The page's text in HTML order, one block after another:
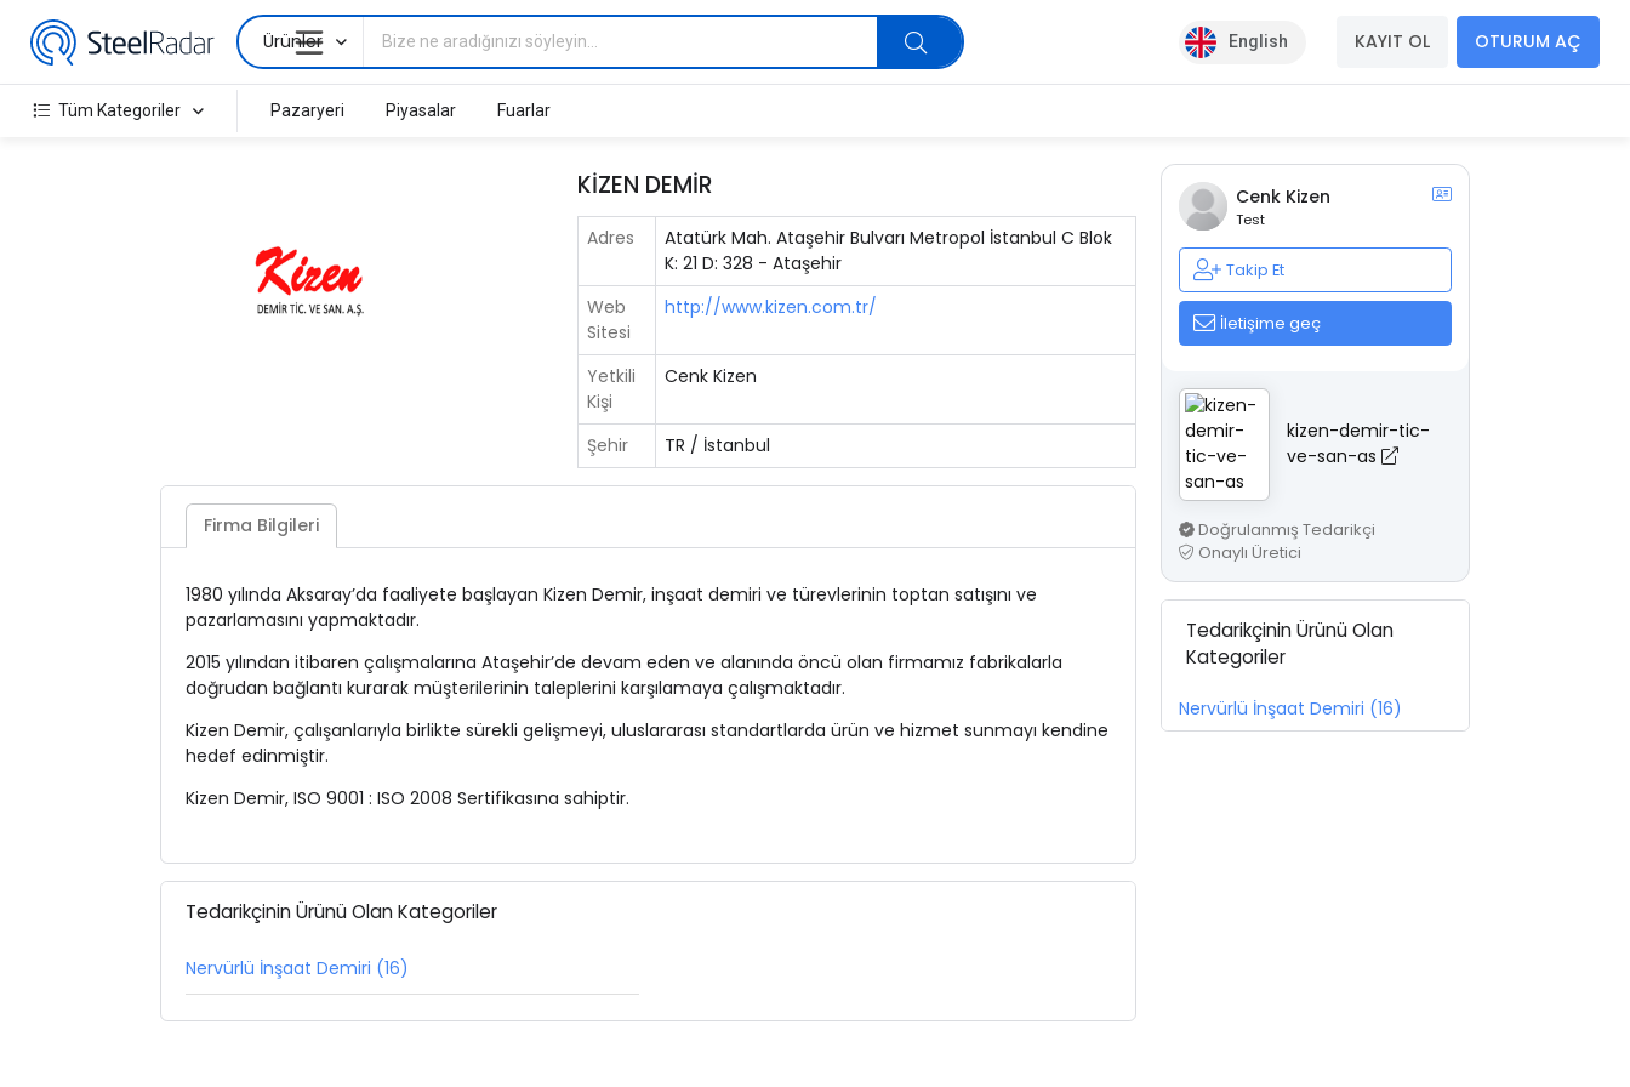
Ürünler English KAYIT OL OTURUM AÇ
Tüm Kategoriler Pazaryeri Piyasalar Fuarlar
KİZEN DEMİR
Adres
Atatürk Mah. Ataşehir Bulvarı Metropol İstanbul C Blok
K: 21 D: 328 - Ataşehir
Web
Sitesi
http://www.kizen.com.tr/
Yetkili
Kişi
Cenk Kizen
Şehir TR / İstanbul
Firma Bilgileri
1980 yılında Aksaray’da faaliyete başlayan Kizen Demir, inşaat demiri ve türevlerinin toptan satışını ve
pazarlamasını yapmaktadır.
2015 yılından itibaren çalışmalarına Ataşehir’de devam eden ve alanında öncü olan firmamız fabrikalarla
doğrudan bağlantı kurarak müşterilerinin taleplerini karşılamaya çalışmaktadır.
Kizen Demir, çalışanlarıyla birlikte sürekli gelişmeyi, uluslararası standartlarda ürün ve hizmet sunmayı kendine
hedef edinmiştir.
Kizen Demir, ISO 9001 : ISO 2008 Sertifikasına sahiptir.
Tedarikçinin Ürünü Olan Kategoriler
Nervürlü İnşaat Demiri (16)
Cenk Kizen
Test
Takip Et
İletişime geç
kizen-demir-tic-
ve-san-as
Doğrulanmış Tedarikçi
Onaylı Üretici
Tedarikçinin Ürünü Olan
Kategoriler
Nervürlü İnşaat Demiri (16)